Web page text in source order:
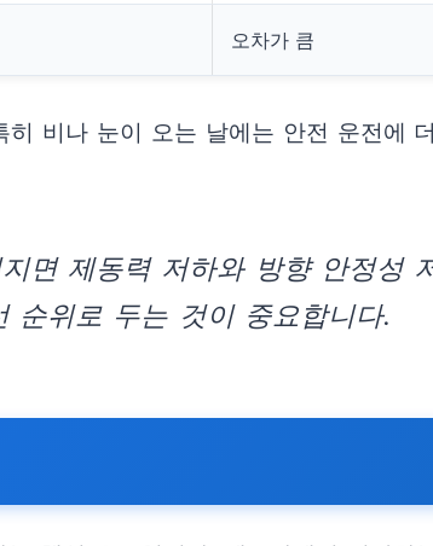
오차가 큼
비나 눈이 오는 날에는 안전 운전에
면 제동력 저하와 방향 안정성
순위로 두는 것이 중요합니다.